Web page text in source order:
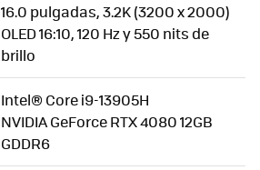
16.0 pulgadas, 3.2K (3200 x 2000)
OLED 16:10, 120 Hz y 550 nits de
brillo
Intel® Core i9-13905H
NVIDIA GeForce RTX 4080 12GB
GDDR6